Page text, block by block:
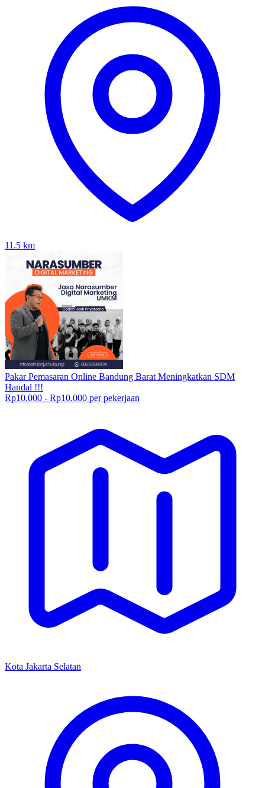
11.5 km
Pakar Pemasaran Online Bandung Barat Meningkatkan SDM
Handal !!!
Rp10.000 - Rp10.000 per pekerjaan
Kota Jakarta Selatan